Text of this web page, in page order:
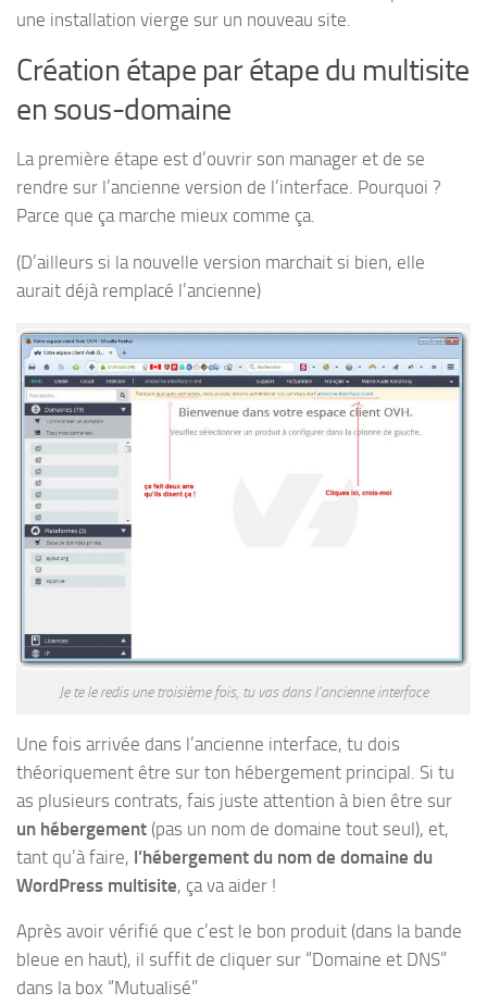
une installation vierge sur un nouveau site.
Création étape par étape du multisite
en sous-domaine
La première étape est d’ouvrir son manager et de se
rendre sur l’ancienne version de l’interface. Pourquoi ?
Parce que ça marche mieux comme ça.
(D’ailleurs si la nouvelle version marchait si bien, elle
aurait déjà remplacé l’ancienne)
Je te le redis une troisième fois, tu vas dans l’ancienne interface
Une fois arrivée dans l’ancienne interface, tu dois
théoriquement être sur ton hébergement principal. Si tu
as plusieurs contrats, fais juste attention à bien être sur
un hébergement (pas un nom de domaine tout seul), et,
tant qu’à faire, l’hébergement du nom de domaine du
WordPress multisite, ça va aider !
Après avoir vérifié que c’est le bon produit (dans la bande
bleue en haut), il suffit de cliquer sur “Domaine et DNS”
dans la box “Mutualisé”